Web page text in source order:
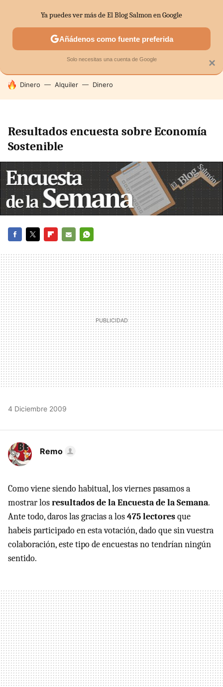
SECTORES ECONOMÍA DOMÉSTICA MERCADOS
HOY SE HABLA DE
Dinero Alquiler Dinero
Resultados encuesta sobre Economía
Sostenible
MAIL
4 Diciembre 2009
Remo
Como viene siendo habitual, los viernes pasamos a
mostrar losresultados de la Encuesta de la Semana.
Ante todo, daros las gracias a los475 lectoresque
habeis participado en esta votación, dado que sin vuestra
colaboración, este tipo de encuestas no tendrían ningún
sentido.
×
Ya puedes ver más de El Blog Salmon en Google
Añádenos como fuente preferida
Solo necesitas una cuenta de Google